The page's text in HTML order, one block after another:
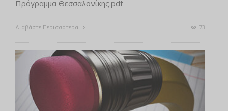
Πρόγραμμα Θεσσαλονίκης.pdf
Διαβάστε Περισσότερα 73